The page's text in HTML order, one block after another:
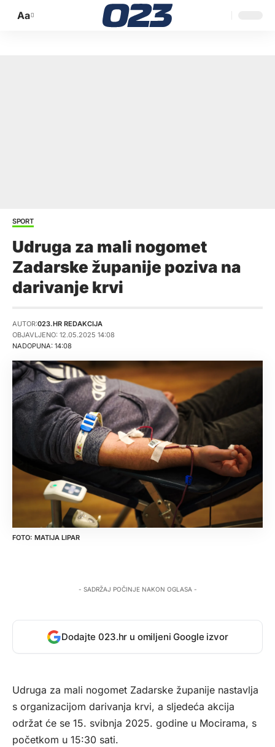
Promijeni
Aa
SPORT
Udruga za mali nogomet
Zadarske županije poziva na
darivanje krvi
NADOPUNA: 14:08
AUTOR:023.HR REDAKCIJA
OBJAVLJENO: 12.05.2025 14:08
MATIJA LIPAR
- SADRŽAJ POČINJE NAKON OGLASA -
Dodajte 023.hr u omiljeni Google izvor
Udruga za mali nogomet Zadarske županije nastavlja
s organizacijom darivanja krvi, a sljedeća akcija
održat će se 15. svibnja 2025. godine u Mocirama, s
početkom u 15:30 sati.